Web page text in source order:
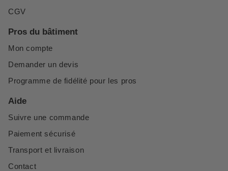
CGV
Pros du bâtiment
Mon compte
Demander un devis
Programme de fidélité pour les pros
Aide
Suivre une commande
Paiement sécurisé
Transport et livraison
Contact